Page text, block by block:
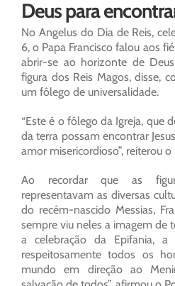
Deus para
No Angelus do Dia de Reis,
6, o Papa Francisco falou aos
abrir-se ao horizonte de
figura dos Reis Magos, disse,
um fôlego de universalidade.
“Este é o fôlego da Igreja, que
da terra possam encontrar
amor misericordioso”, reiterou o
Ao recordar que as
representavam as diversas
do recém-nascido Messias,
sempre viu neles a imagem de
a celebração da Epifania, a
respeitosamente todos os
mundo em direção ao